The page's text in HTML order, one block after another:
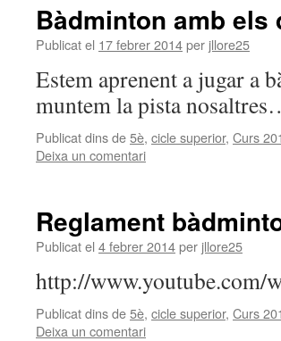
Bàdminton amb els
Publicat el 17 febrer 2014per jllore25
Estem aprenent a jugar a
muntem la pista
Publicat dins de5è, cicle superior, Curs
Deixa un comentari
Reglament
Publicat el 4 febrer 2014per jllore25
http://www.youtube.com/
Publicat dins de5è, cicle superior, Curs
Deixa un comentari